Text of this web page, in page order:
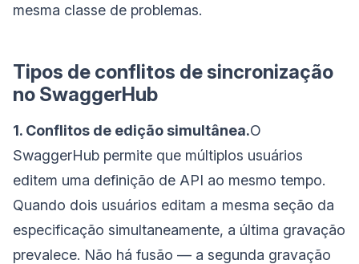
mesma classe de problemas.
Tipos de conflitos de sincronização
no SwaggerHub
1. Conflitos de edição simultânea.O
SwaggerHub permite que múltiplos usuários
editem uma definição de API ao mesmo tempo.
Quando dois usuários editam a mesma seção da
especificação simultaneamente, a última gravação
prevalece. Não há fusão — a segunda gravação